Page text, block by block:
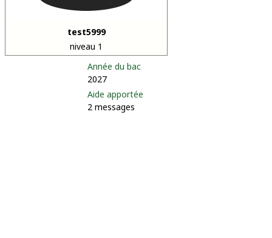
test5999
niveau 1
Année du bac
2027
Aide apportée
2 messages